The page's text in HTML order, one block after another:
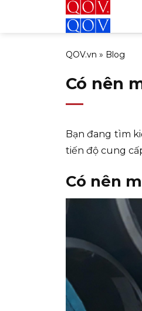
QOV.vn » Blog
Có nên
Bạn đang tìm
tiến độ cung
Có nên